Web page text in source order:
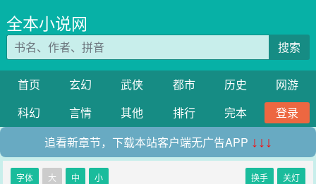
全本小说网
搜索
首页 玄幻 武侠 都市 历史
网游
科幻
言情 其他 排行 完本
登录
追看新章节，下载本站客户端无广告APP ↓↓↓
字体 大 中 小 换手 关灯